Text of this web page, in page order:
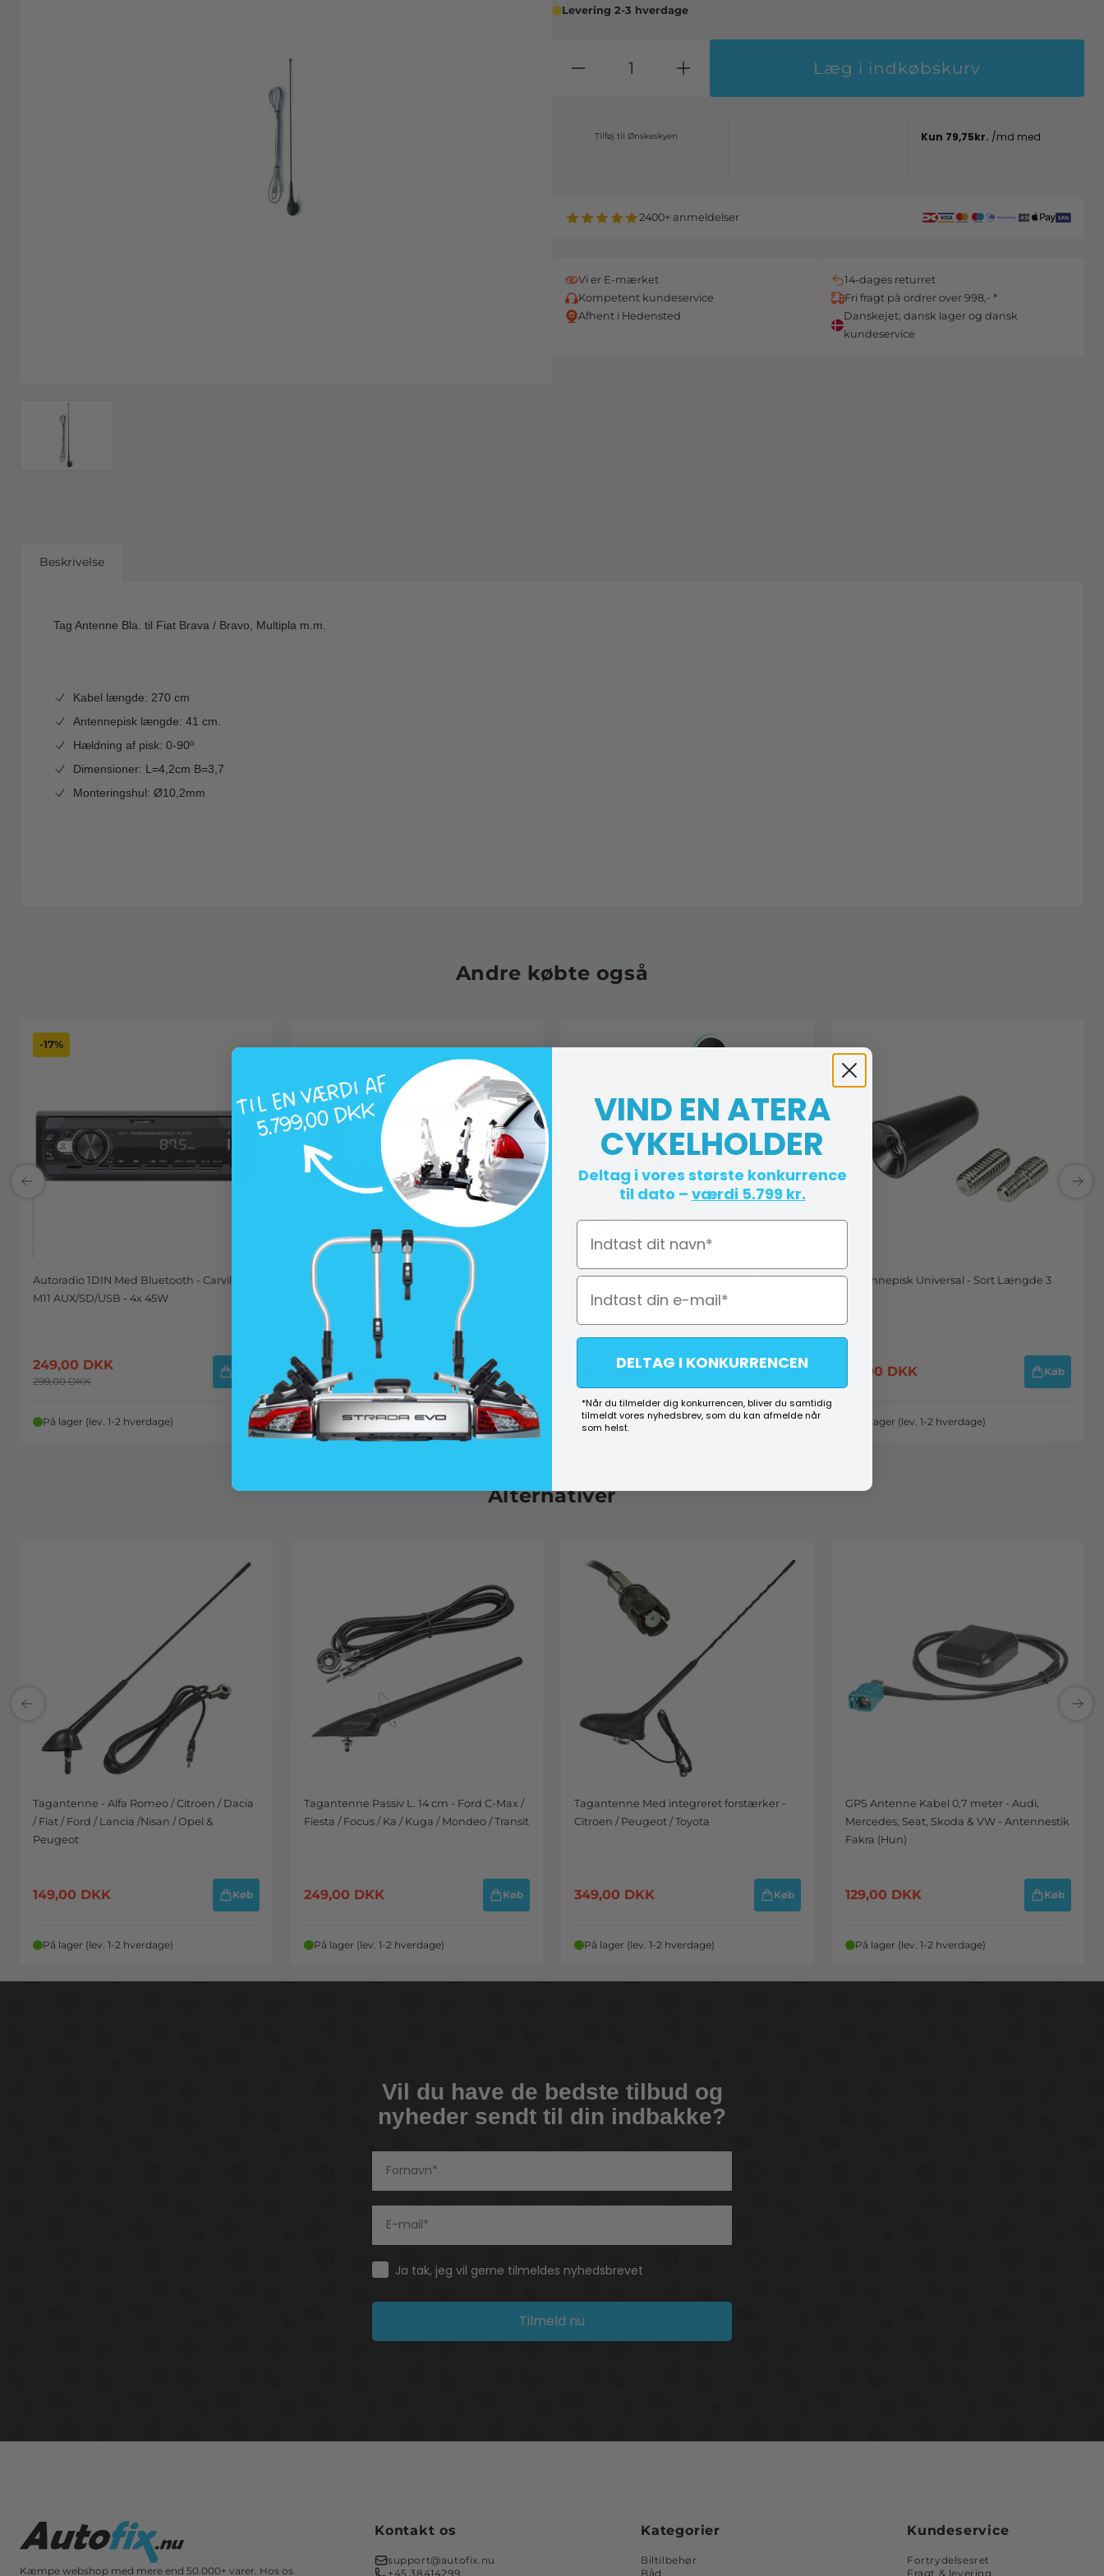
Levering 2-3 hverdage
Læg i indkøbskurv
Tilføj til Ønskeskyen
2400+ anmeldelser
Vi er E-mærket
Kompetent kundeservice
Afhent i Hedensted
14-dages returret
Fri fragt på ordrer over 998,- *
Danskejet, dansk lager og dansk
kundeservice
Beskrivelse
Tag Antenne Bla. til Fiat Brava / Bravo, Multipla m.m.
Kabel længde: 270 cm
Antennepisk længde: 41 cm.
Hældning af pisk: 0-90º
Dimensioner: L=4,2cm B=3,7
Monteringshul: Ø10,2mm
Andre købte også
-17%
Autoradio 1DIN Med Bluetooth - CarvillZ
M11 AUX/SD/USB - 4x 45W
249,00 DKK
299,00DKK
På lager (lev. 1-2 hverdage)
Radioramme 1DIN M/ Metalramme - Fiat
Punto 188 Årg. 1999-2005 - Sort
159,00DKK
På lager (lev. 1-2 hverdage)
Antennepisk Universal FM/AM/DAB - Sort
L. 6,5 cm - Gevind 4, 5 & 6 mm
129,00DKK Køb
På lager (lev. 1-2 hverdage)
Antennepisk Universal - Sort Længde 3
99,00 DKK Køb
På lager (lev. 1-2 hverdage)
Alternativer
Tagantenne - Alfa Romeo / Citroen / Dacia
/ Fiat / Ford / Lancia /Nisan / Opel &
Peugeot
149,00 DKK Køb
På lager (lev. 1-2 hverdage)
Tagantenne Passiv L. 14 cm - Ford C-Max /
Fiesta / Focus / Ka / Kuga / Mondeo / Transit
249,00 DKK Køb
På lager (lev. 1-2 hverdage)
Tagantenne Med integreret forstærker -
Citroen / Peugeot / Toyota
349,00 DKK Køb
På lager (lev. 1-2 hverdage)
GPS Antenne Kabel 0,7 meter - Audi,
Mercedes, Seat, Skoda & VW - Antennestik
Fakra (Hun)
129,00 DKK Køb
På lager (lev. 1-2 hverdage)
Vil du have de bedste tilbud og
nyheder sendt til din indbakke?
Consent
Ja tak, jeg vil gerne tilmeldes nyhedsbrevet
Tilmeld nu
Kæmpe webshop med mere end 50.000+ varer. Hos os
Kontakt os
support@autofix.nu
+45 38414299
Kategorier
Biltilbehør
Båd
Kundeservice
Fortrydelsesret
Fragt & levering
VIND EN ATERA
CYKELHOLDER
Deltag i vores største konkurrence
til dato – værdi 5.799 kr.
Navn
DELTAG I KONKURRENCEN
*Når du tilmelder dig konkurrencen, bliver du samtidig
tilmeldt vores nyhedsbrev, som du kan afmelde når
som helst.